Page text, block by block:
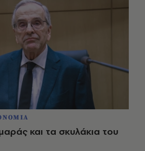
και τα σκυλάκια του